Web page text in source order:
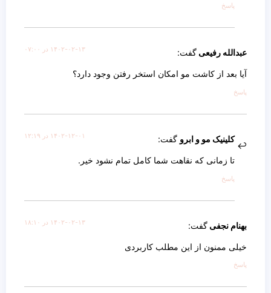
پاسخ
عبدالله رفیعی گفت: ۱۴۰۲-۰۲-۱۳ در ۰۷:۰۰
آیا بعد از کاشت مو امکان استخر رفتن وجود دارد؟
پاسخ
کلینیک مو و ابرو گفت: ۱۴۰۲-۱۲-۰۱ در ۱۲:۱۹
تا زمانی که نقاهت شما کامل تمام نشود خیر.
پاسخ
بهنام نجفی گفت: ۱۴۰۲-۰۲-۱۳ در ۱۸:۱۰
خیلی ممنون از این مطلب کاربردی
پاسخ